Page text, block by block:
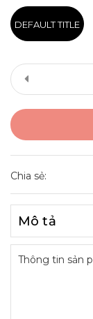
DEFAULT TITLE
Chia sẻ:
Mô tả
Thông tin sản